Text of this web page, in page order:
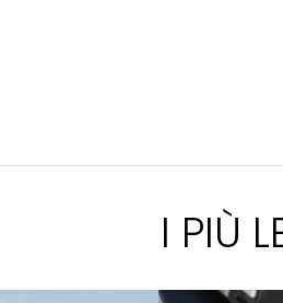
I PIÙ